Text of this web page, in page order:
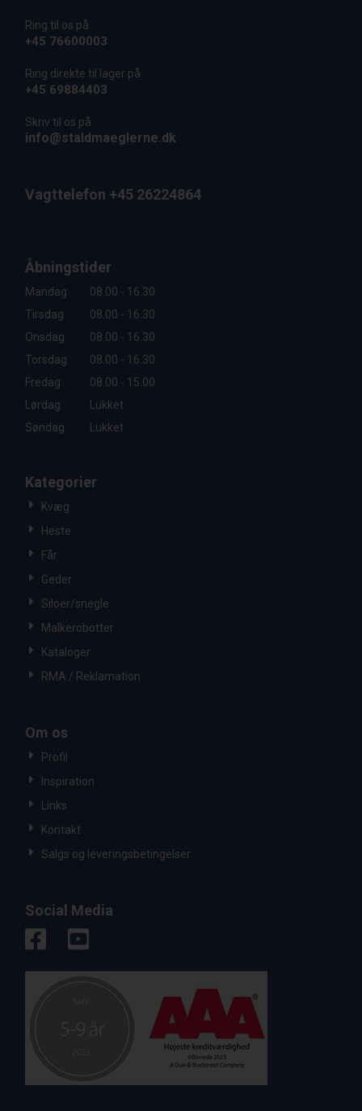
Ring til os på
+45 76600003
Ring direkte til lager på
+45 69884403
Skriv til os på
info@staldmaeglerne.dk
Vagttelefon +45 26224864
Åbningstider
Mandag
08.00 - 16.30
Tirsdag
08.00 - 16.30
Onsdag
08.00 - 16.30
Torsdag
08.00 - 16.30
Fredag
08.00 - 15.00
Lørdag
Lukket
Søndag
Lukket
Kategorier
Kvæg
Heste
Får
Geder
Siloer/snegle
Malkerobotter
Kataloger
RMA / Reklamation
Om os
Profil
Inspiration
Links
Kontakt
Salgs og leveringsbetingelser
Social Media